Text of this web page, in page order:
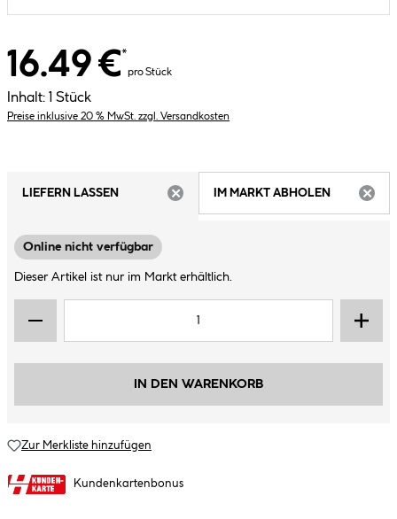
16.49 €*
pro Stück
Inhalt: 1 Stück
Preise inklusive 20 % MwSt. zzgl. Versandkosten
LIEFERN LASSEN
IM MARKT ABHOLEN
Online nicht verfügbar
Dieser Artikel ist nur im Markt erhältlich.
IN DEN WARENKORB
Zur Merkliste hinzufügen
Kundenkartenbonus